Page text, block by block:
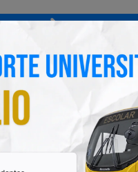
Transparência Pública